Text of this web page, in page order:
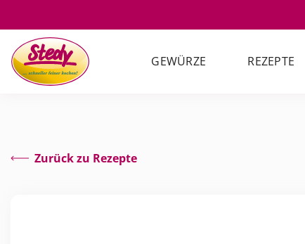
GEWÜRZE REZEPTE
Zurück zu Rezepte